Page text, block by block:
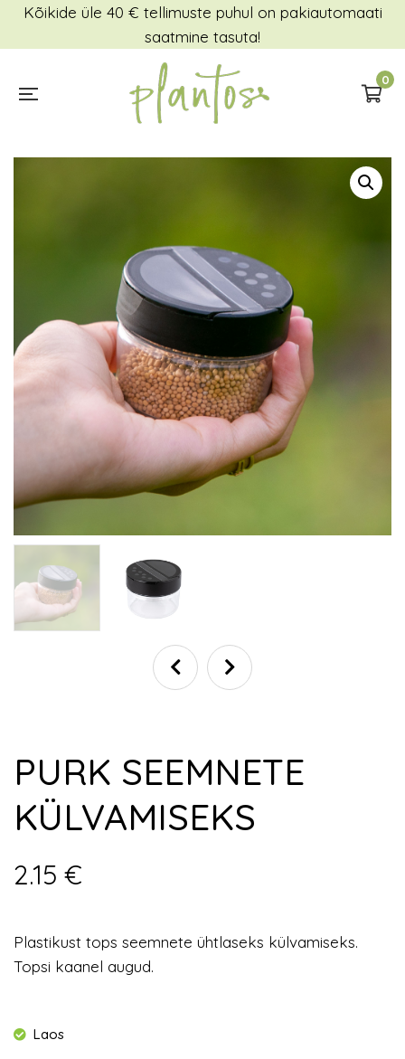
Kõikide üle 40 € tellimuste puhul on pakiautomaati
saatmine tasuta!
0
PURK SEEMNETE
KÜLVAMISEKS
2.15 €
Plastikust tops seemnete ühtlaseks külvamiseks.
Topsi kaanel augud.
Laos